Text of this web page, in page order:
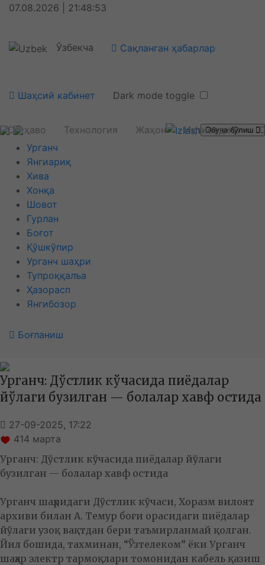
07.08.2026 | 21:48:53
Ўзбекча Сақланган ҳабарлар
Шаҳсий кабинет Dark mode toggle
Об-ҳаво Технология Жаҳон Иқтисодиёт
Обуна бўлиш
Урганч
Янгиариқ
Хива
Хонқа
Шовот
Гурлан
Боғот
Қўшкўпир
Урганч шаҳри
Тупроққалъа
Ҳазорасп
Янгибозор
Боғланиш
Урганч: Дўстлик кўчасида пиёдалар
йўлаги бузилган — болалар хавф остида
27-09-2025, 17:22
414 марта
Урганч: Дўстлик кўчасида пиёдалар йўлаги
бузилган — болалар хавф остида
Урганч шаҳридаги Дўстлик кўчаси, Хоразм вилоят
архиви билан А. Темур боғи орасидаги пиёдалар
йўлаги узоқ вақтдан бери таъмирланмай қолган.
Йил бошида, тахминан, “Ўзтелеком” ёки Урганч
шаҳар электр тармоқлари томонидан кабель қазиш